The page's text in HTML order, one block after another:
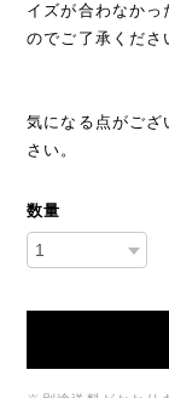
イズが合わなかっ
のでご了承くださ
気になる点がござ
さい。
数量